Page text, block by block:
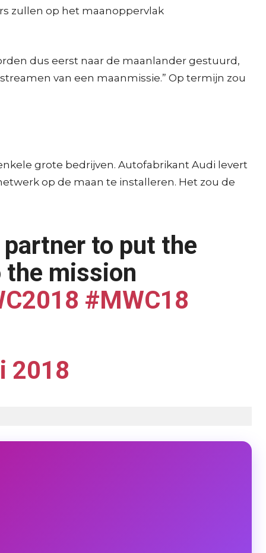
zullen op het maanoppervlak
dus eerst naar de maanlander gestuurd,
van een maanmissie.” Op termijn zou
grote bedrijven. Autofabrikant Audi levert
op de maan te installeren. Het zou de
partner to put the
the mission
#MWC18
2018